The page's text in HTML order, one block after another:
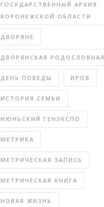
ГОСУДАРСТВЕННЫЙ АРХИВ
ВОРОНЕЖСКОЙ ОБЛАСТИ
ДВОРЯНЕ
ДВОРЯНСКАЯ РОДОСЛОВНАЯ
ДЕНЬ ПОБЕДЫ ИРОВ
ИСТОРИЯ СЕМЬИ
ИЮНЬСКИЙ ГЕНЭКСПО
МЕТРИКА
МЕТРИЧЕСКАЯ ЗАПИСЬ
МЕТРИЧЕСКАЯ КНИГА
НОВАЯ ЖИЗНЬ